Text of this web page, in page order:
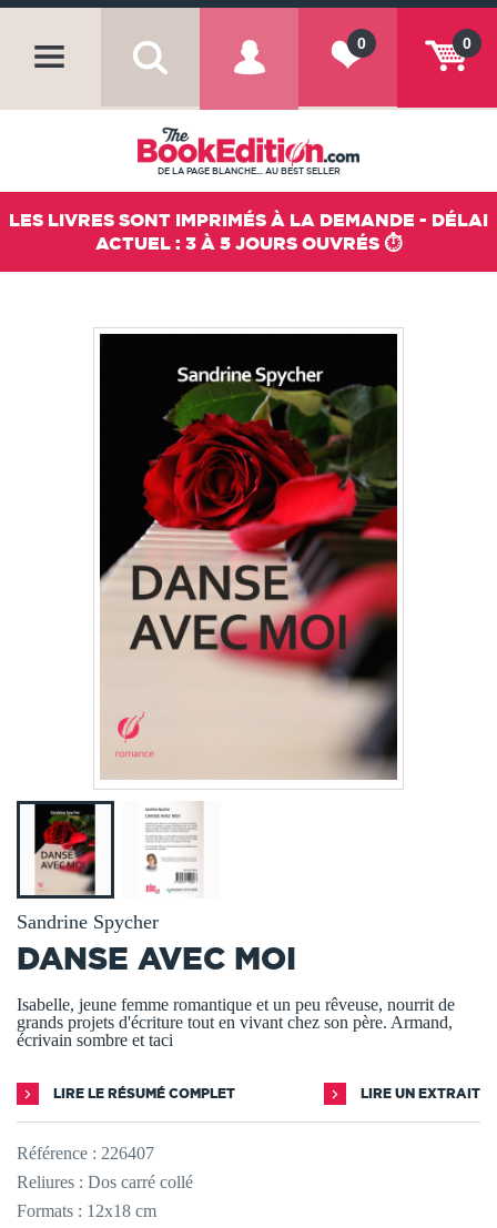
0
0
DE LA PAGE BLANCHE... AU BEST SELLER
LES LIVRES SONT IMPRIMÉS À LA DEMANDE - DÉLAI
ACTUEL : 3 À 5 JOURS OUVRÉS ⏱️
Sandrine Spycher
DANSE AVEC MOI
Isabelle, jeune femme romantique et un peu rêveuse, nourrit de
grands projets d'écriture tout en vivant chez son père. Armand,
écrivain sombre et taci
LIRE LE RÉSUMÉ COMPLET LIRE UN EXTRAIT
Référence : 226407
Reliures : Dos carré collé
Formats : 12x18 cm